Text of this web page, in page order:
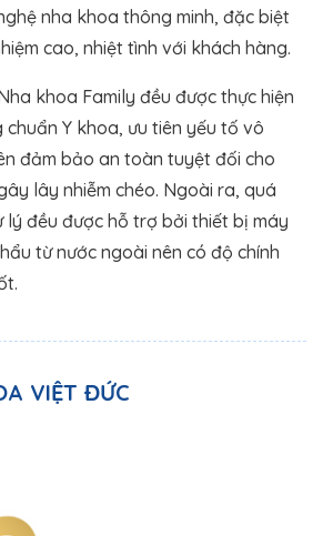
nha khoa thông minh, đặc biệt
cao, nhiệt tình với khách hàng.
khoa Family đều được thực hiện
Y khoa, ưu tiên yếu tố vô
đảm bảo an toàn tuyệt đối cho
lây nhiễm chéo. Ngoài ra, quá
lý đều được hỗ trợ bởi thiết bị máy
từ nước ngoài nên có độ chính
VIỆT ĐỨC